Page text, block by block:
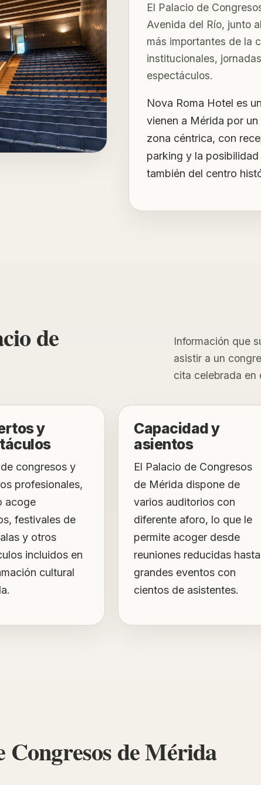
El Palacio de
Avenida del Río, junto
más importantes de la
institucionales,
espectáculos.
Nova Roma Hotel es
vienen a Mérida por
zona céntrica, con
parking y la
también del centro
de
Información que
asistir a un
cita celebrada en
y
congresos y
profesionales,
acoge
festivales de
y otros
incluidos en
cultural
Capacidad y
asientos
El Palacio de Congresos
de Mérida dispone de
varios auditorios con
diferente aforo, lo que le
permite acoger desde
reuniones reducidas hasta
grandes eventos con
cientos de asistentes.
Congresos de Mérida